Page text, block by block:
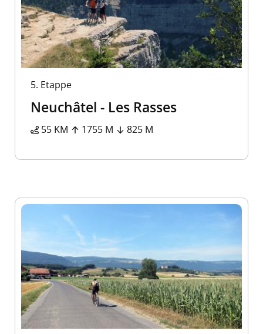
5. Etappe
Neuchâtel - Les Rasses
55 KM 1755 M 825 M